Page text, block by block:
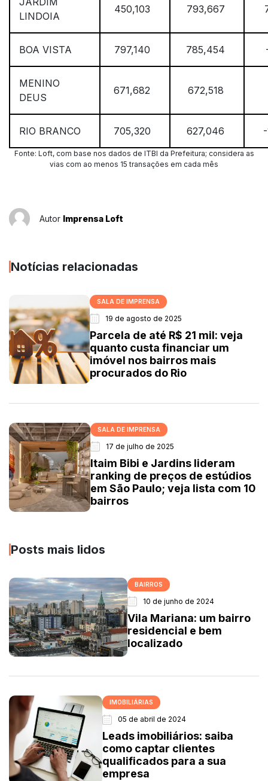
LINDOIA
450,103 793,667
BOA VISTA 797,140 785,454
MENINO
DEUS
671,682 672,518
RIO BRANCO 705,320 627,046
Fonte: Loft, com base nos dados de ITBI da Prefeitura; considera as
vias com ao menos 15 transações em cada mês
Autor Imprensa Loft
Notícias relacionadas
SALA DE IMPRENSA
19 de agosto de 2025
Parcela de até R$ 21 mil: veja
quanto custa financiar um
imóvel nos bairros mais
procurados do Rio
SALA DE IMPRENSA
17 de julho de 2025
Itaim Bibi e Jardins lideram
ranking de preços de estúdios
em São Paulo; veja lista com 10
bairros
Posts mais lidos
BAIRROS
10 de junho de 2024
Vila Mariana: um bairro
residencial e bem
localizado
IMOBILIÁRIAS
05 de abril de 2024
Leads imobiliários: saiba
como captar clientes
qualificados para a sua
empresa